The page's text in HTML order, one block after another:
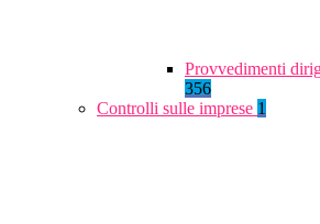
Provvedimenti
356
Controlli sulle imprese 1